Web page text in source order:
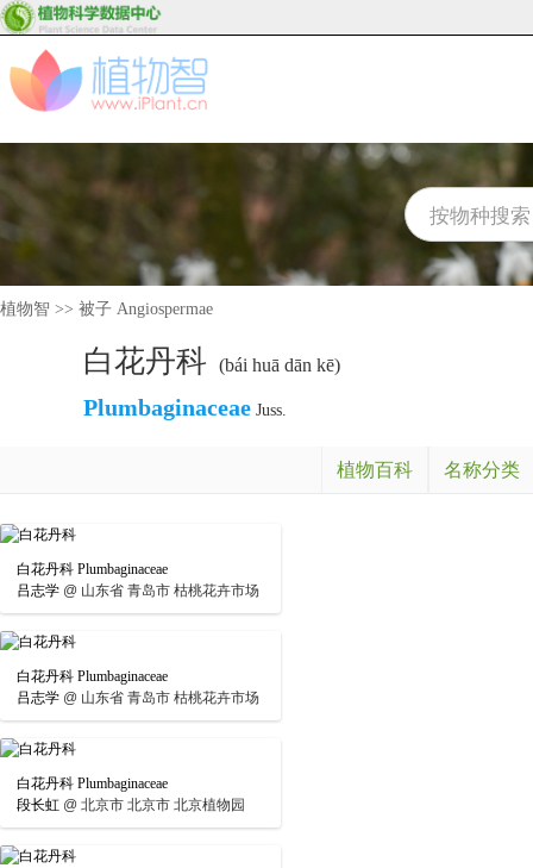
植物智 >> 被子 Angiospermae
白花丹科 (bái huā dān kē)
Plumbaginaceae Juss.
植物百科 名称分类
白花丹科 Plumbaginaceae
吕志学 @ 山东省 青岛市 枯桃花卉市场
白花丹科 Plumbaginaceae
吕志学 @ 山东省 青岛市 枯桃花卉市场
白花丹科 Plumbaginaceae
段长虹 @ 北京市 北京市 北京植物园